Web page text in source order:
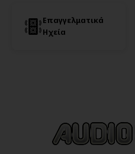
Επαγγελματικά
Ηχεία